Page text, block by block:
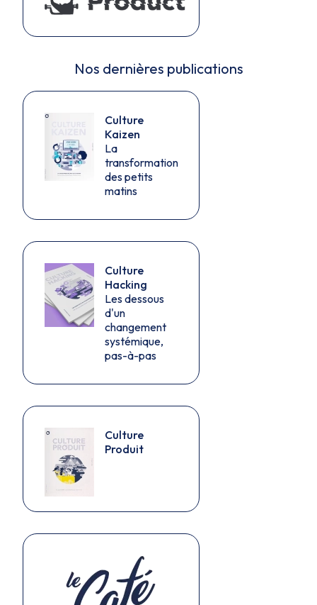
Nos dernières publications
Culture
Kaizen
La
transformation
des petits
matins
Culture
Hacking
Les dessous
d'un
changement
systémique,
pas-à-pas
Culture
Produit